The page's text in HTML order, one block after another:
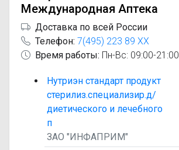
Международная Аптека
Доставка по всей России
Телефон: 7(495) 223 89 XX
Время работы: Пн-Вс: 09:00-21:00
Нутриэн стандарт продукт
стерилиз.специализир.д/
диетического и лечебного
п
ЗАО "ИНФАПРИМ"